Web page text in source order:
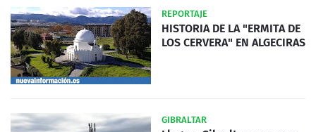
REPORTAJE
HISTORIA DE LA "ERMITA DE
LOS CERVERA" EN ALGECIRAS
GIBRALTAR